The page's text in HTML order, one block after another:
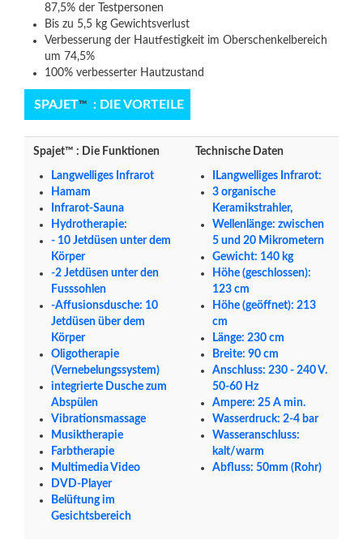
87,5% der Testpersonen
Bis zu 5,5 kg Gewichtsverlust
Verbesserung der Hautfestigkeit im Oberschenkelbereich
um 74,5%
100% verbesserter Hautzustand
SPAJET™ : DIE VORTEILE
Spajet™ : Die Funktionen
Langwelliges Infrarot
Hamam
Infrarot-Sauna
Hydrotherapie:
- 10 Jetdüsen unter dem
Körper
-2 Jetdüsen unter den
Fusssohlen
-Affusionsdusche: 10
Jetdüsen über dem
Körper
Oligotherapie
(Vernebelungssystem)
integrierte Dusche zum
Abspülen
Vibrationsmassage
Musiktherapie
Farbtherapie
Multimedia Video
DVD-Player
Belüftung im
Gesichtsbereich
Technische Daten
ILangwelliges Infrarot:
3 organische
Keramikstrahler,
Wellenlänge: zwischen
5 und 20 Mikrometern
Gewicht: 140 kg
Höhe (geschlossen):
123 cm
Höhe (geöffnet): 213
cm
Länge: 230 cm
Breite: 90 cm
Anschluss: 230 - 240 V.
50-60 Hz
Ampere: 25 A min.
Wasserdruck: 2-4 bar
Wasseranschluss:
kalt/warm
Abfluss: 50mm (Rohr)